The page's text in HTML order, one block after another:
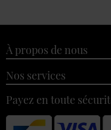
À propos de nous
Nos services
Payez en toute